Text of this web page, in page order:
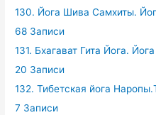
130. Йога Шива Самхиты.
68 Записи
131. Бхагават Гита Йога.
20 Записи
132. Тибетская йога
7 Записи